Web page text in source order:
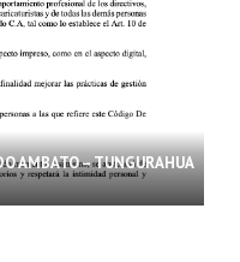
AMBATO – TUNGURAHUA